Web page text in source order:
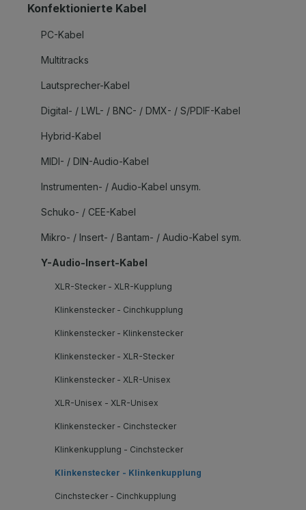
Konfektionierte Kabel
PC-Kabel
Multitracks
Lautsprecher-Kabel
Digital- / LWL- / BNC- / DMX- / S/PDIF-Kabel
Hybrid-Kabel
MIDI- / DIN-Audio-Kabel
Instrumenten- / Audio-Kabel unsym.
Schuko- / CEE-Kabel
Mikro- / Insert- / Bantam- / Audio-Kabel sym.
Y-Audio-Insert-Kabel
XLR-Stecker - XLR-Kupplung
Klinkenstecker - Cinchkupplung
Klinkenstecker - Klinkenstecker
Klinkenstecker - XLR-Stecker
Klinkenstecker - XLR-Unisex
XLR-Unisex - XLR-Unisex
Klinkenstecker - Cinchstecker
Klinkenkupplung - Cinchstecker
Klinkenstecker - Klinkenkupplung
Cinchstecker - Cinchkupplung